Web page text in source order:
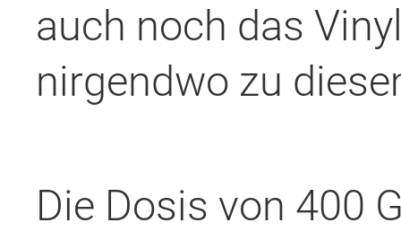
auch noch das
nirgendwo zu
Die Dosis von 400